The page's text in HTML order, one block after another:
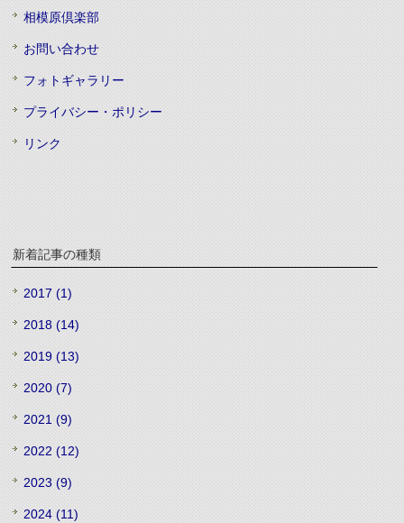
相模原倶楽部
お問い合わせ
フォトギャラリー
プライバシー・ポリシー
リンク
新着記事の種類
2017 (1)
2018 (14)
2019 (13)
2020 (7)
2021 (9)
2022 (12)
2023 (9)
2024 (11)